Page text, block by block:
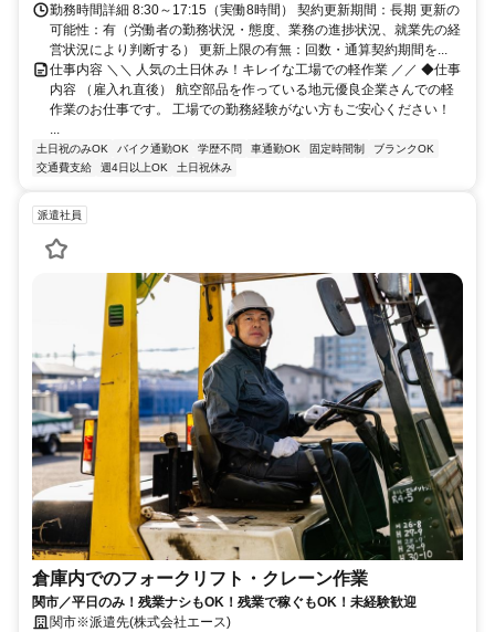
勤務時間詳細 8:30～17:15（実働8時間） 契約更新期間：長期 更新の
可能性：有（労働者の勤務状況・態度、業務の進捗状況、就業先の経
営状況により判断する） 更新上限の有無：回数・通算契約期間を...
仕事内容 ＼＼ 人気の土日休み！キレイな工場での軽作業 ／／ ◆仕事
内容 （雇入れ直後） 航空部品を作っている地元優良企業さんでの軽
作業のお仕事です。 工場での勤務経験がない方もご安心ください！
...
土日祝のみOK バイク通勤OK 学歴不問 車通勤OK 固定時間制
ブランクOK
交通費支給
週4日以上OK 土日祝休み
派遣社員
倉庫内でのフォークリフト・クレーン作業
関市／平日のみ！残業ナシもOK！残業で稼ぐもOK！未経験歓迎
関市※派遣先(株式会社エース)